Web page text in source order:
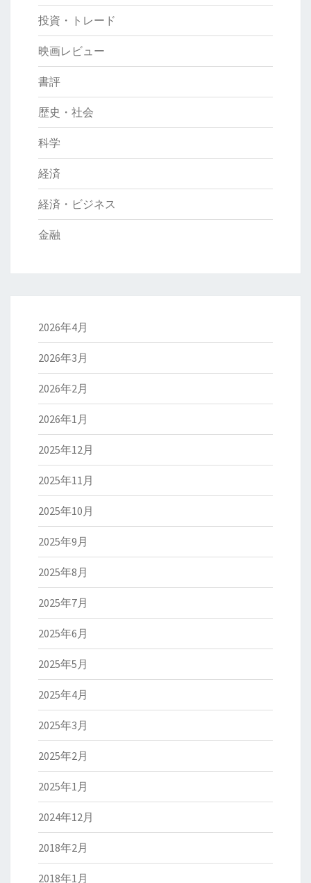
投資・トレード
映画レビュー
書評
歴史・社会
科学
経済
経済・ビジネス
金融
2026年4月
2026年3月
2026年2月
2026年1月
2025年12月
2025年11月
2025年10月
2025年9月
2025年8月
2025年7月
2025年6月
2025年5月
2025年4月
2025年3月
2025年2月
2025年1月
2024年12月
2018年2月
2018年1月